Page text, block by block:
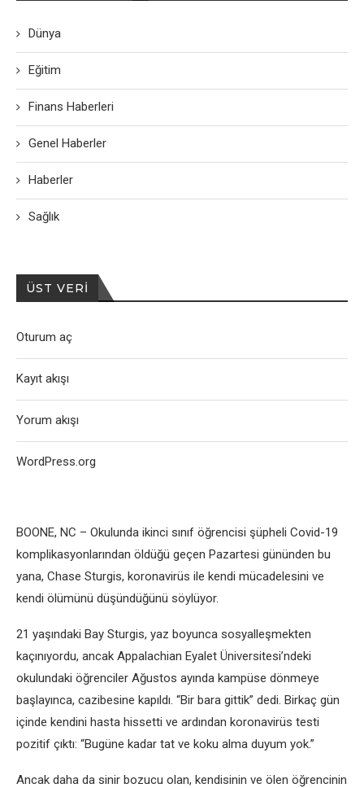
BOONE, NC – Okulunda ikinci sınıf öğrencisi şüpheli Covid-19
komplikasyonlarından öldüğü geçen Pazartesi gününden bu
yana, Chase Sturgis, koronavirüs ile kendi mücadelesini ve
kendi ölümünü düşündüğünü söylüyor.
21 yaşındaki Bay Sturgis, yaz boyunca sosyalleşmekten
kaçınıyordu, ancak Appalachian Eyalet Üniversitesi’ndeki
okulundaki öğrenciler Ağustos ayında kampüse dönmeye
başlayınca, cazibesine kapıldı. “Bir bara gittik” dedi. Birkaç gün
içinde kendini hasta hissetti ve ardından koronavirüs testi
pozitif çıktı: “Bugüne kadar tat ve koku alma duyum yok.”
Ancak daha da sinir bozucu olan, kendisinin ve ölen öğrencinin
Dünya
Eğitim
Finans Haberleri
Genel Haberler
Haberler
Sağlık
ÜST VERI
Oturum aç
Kayıt akışı
Yorum akışı
WordPress.org